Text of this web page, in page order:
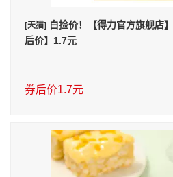
[天猫] 白捡价！【得力官方旗舰店
后价】1.7元
券后价1.7元